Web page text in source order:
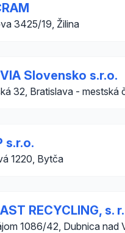
3425/19, Žilina
Slovensko s.r.o.
32, Bratislava - mestská
s.r.o.
1220, Bytča
RECYCLING, s.
1086/42, Dubnica nad